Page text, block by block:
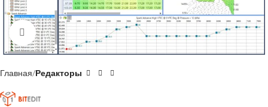
Нажмите, чтобы увеличить
Главная Редакторы